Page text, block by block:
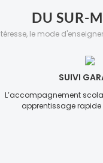
DU SUR-
le mode
SUIVI
L’accompagnement
apprentissage rapide